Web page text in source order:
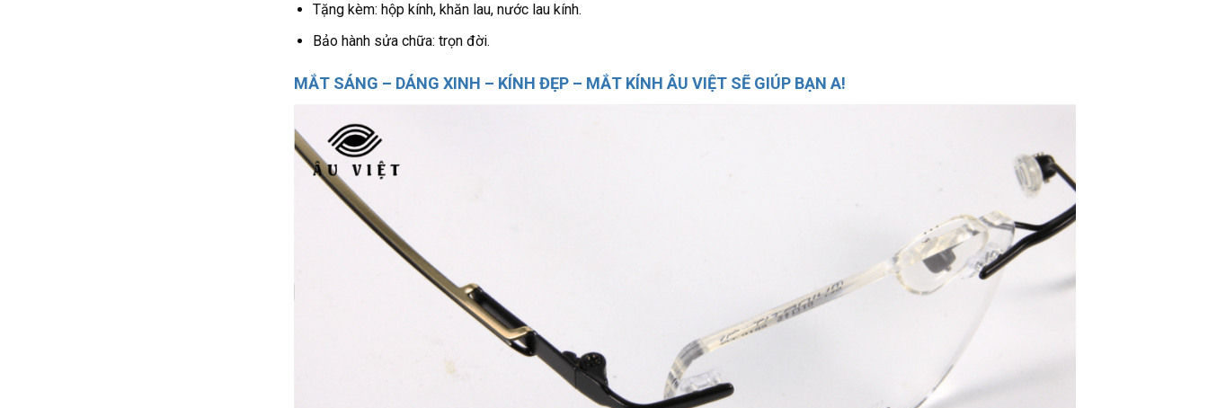
Tặng kèm: hộp kính, khăn lau, nước lau kính.
Bảo hành sửa chữa: trọn đời.
MẮT SÁNG – DÁNG XINH – KÍNH ĐẸP – MẮT KÍNH ÂU VIỆT SẼ GIÚP BẠN A!